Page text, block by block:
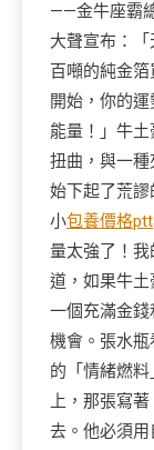
——金牛座霸
大聲宣布：
百噸的純金
開始，你的
能量！」牛
扭曲，與一
始下起了荒
小包養價格ptt
量太強了！
道，如果牛
一個充滿金
機會。張水
的「情緒燃
上，那張寫
去。他必須